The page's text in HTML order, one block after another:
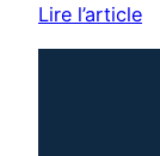
Lire l’article